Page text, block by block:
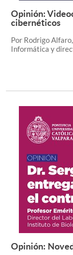
Formación
Estudiantes
Académicos
Alumni
English
Opinión:
cibernéticos
Por Rodrigo
Informática y
Opinión: